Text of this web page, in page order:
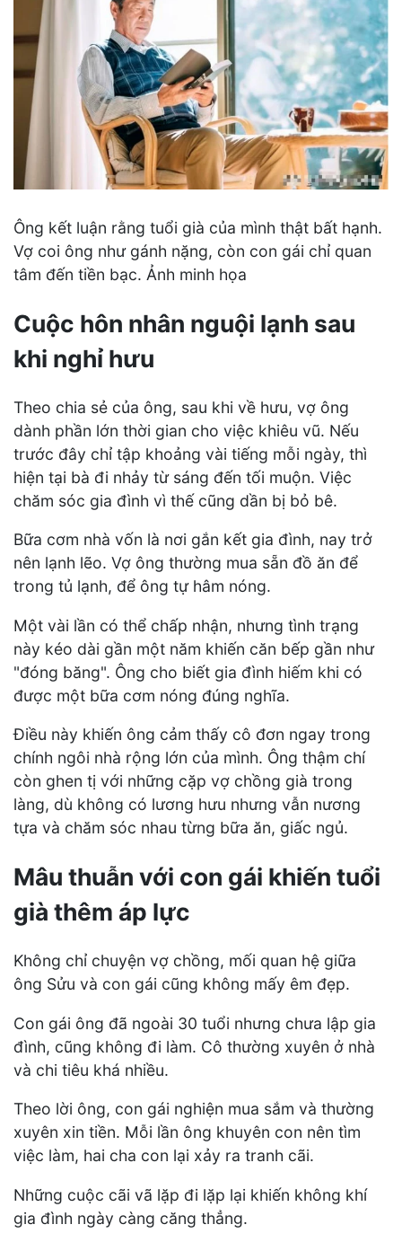
Ông kết luận rằng tuổi già của mình thật bất hạnh.
Vợ coi ông như gánh nặng, còn con gái chỉ quan
tâm đến tiền bạc. Ảnh minh họa
Cuộc hôn nhân nguội lạnh sau
khi nghỉ hưu
Theo chia sẻ của ông, sau khi về hưu, vợ ông
dành phần lớn thời gian cho việc khiêu vũ. Nếu
trước đây chỉ tập khoảng vài tiếng mỗi ngày, thì
hiện tại bà đi nhảy từ sáng đến tối muộn. Việc
chăm sóc gia đình vì thế cũng dần bị bỏ bê.
Bữa cơm nhà vốn là nơi gắn kết gia đình, nay trở
nên lạnh lẽo. Vợ ông thường mua sẵn đồ ăn để
trong tủ lạnh, để ông tự hâm nóng.
Một vài lần có thể chấp nhận, nhưng tình trạng
này kéo dài gần một năm khiến căn bếp gần như
"đóng băng". Ông cho biết gia đình hiếm khi có
được một bữa cơm nóng đúng nghĩa.
Điều này khiến ông cảm thấy cô đơn ngay trong
chính ngôi nhà rộng lớn của mình. Ông thậm chí
còn ghen tị với những cặp vợ chồng già trong
làng, dù không có lương hưu nhưng vẫn nương
tựa và chăm sóc nhau từng bữa ăn, giấc ngủ.
Mâu thuẫn với con gái khiến tuổi
già thêm áp lực
Không chỉ chuyện vợ chồng, mối quan hệ giữa
ông Sửu và con gái cũng không mấy êm đẹp.
Con gái ông đã ngoài 30 tuổi nhưng chưa lập gia
đình, cũng không đi làm. Cô thường xuyên ở nhà
và chi tiêu khá nhiều.
Theo lời ông, con gái nghiện mua sắm và thường
xuyên xin tiền. Mỗi lần ông khuyên con nên tìm
việc làm, hai cha con lại xảy ra tranh cãi.
Những cuộc cãi vã lặp đi lặp lại khiến không khí
gia đình ngày càng căng thẳng.